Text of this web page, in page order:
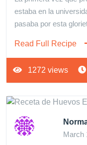
estaba en la
pasaba por esta
Read Full Recipe
1272 views
March